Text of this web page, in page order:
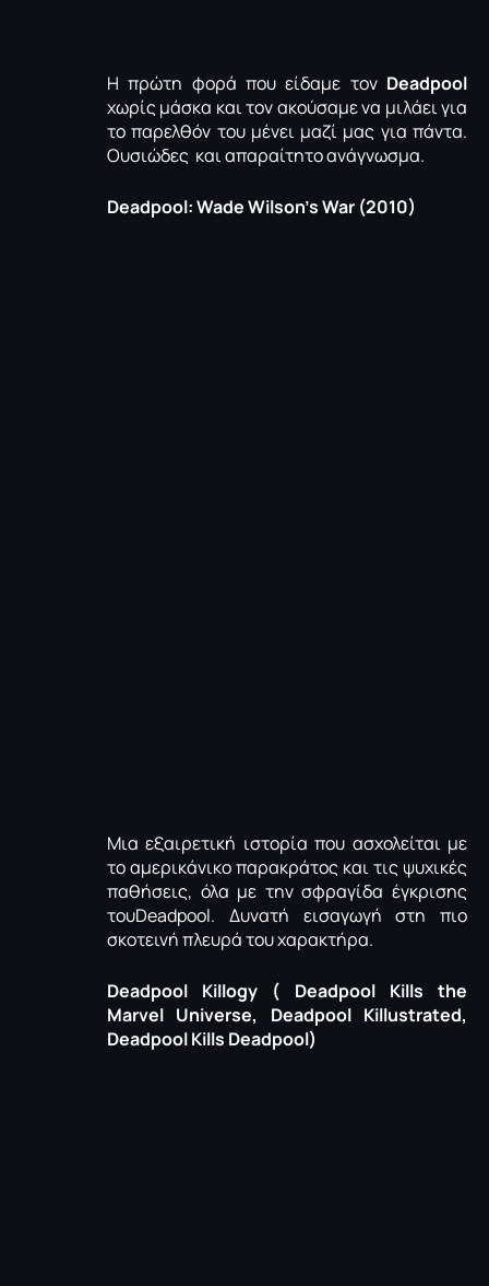
Η πρώτη φορά που είδαμε τονDeadpool
χωρίς μάσκα και τον ακούσαμε να μιλάει για
το παρελθόν του μένει μαζί μας για πάντα.
Ουσιώδες και απαραίτητο ανάγνωσμα.
Deadpool: Wade Wilson’s War (2010)
Mια εξαιρετική ιστορία που ασχολείται με
το αμερικάνικο παρακράτος και τις ψυχικές
παθήσεις, όλα με την σφραγίδα έγκρισης
τουDeadpool. Δυνατή εισαγωγή στη πιο
σκοτεινή πλευρά του χαρακτήρα.
Deadpool Killogy ( Deadpool Kills the
Marvel Universe, Deadpool Killustrated,
Deadpool Kills Deadpool)